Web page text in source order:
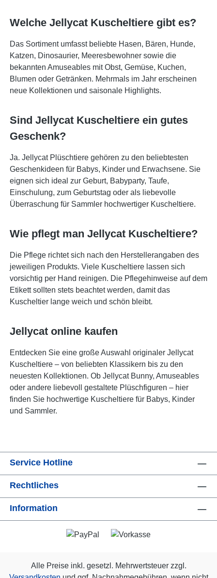
Welche Jellycat Kuscheltiere gibt es?
Das Sortiment umfasst beliebte Hasen, Bären, Hunde,
Katzen, Dinosaurier, Meeresbewohner sowie die
bekannten Amuseables mit Obst, Gemüse, Kuchen,
Blumen oder Getränken. Mehrmals im Jahr erscheinen
neue Kollektionen und saisonale Highlights.
Sind Jellycat Kuscheltiere ein gutes
Geschenk?
Ja. Jellycat Plüschtiere gehören zu den beliebtesten
Geschenkideen für Babys, Kinder und Erwachsene. Sie
eignen sich ideal zur Geburt, Babyparty, Taufe,
Einschulung, zum Geburtstag oder als liebevolle
Überraschung für Sammler hochwertiger Kuscheltiere.
Wie pflegt man Jellycat Kuscheltiere?
Die Pflege richtet sich nach den Herstellerangaben des
jeweiligen Produkts. Viele Kuscheltiere lassen sich
vorsichtig per Hand reinigen. Die Pflegehinweise auf dem
Etikett sollten stets beachtet werden, damit das
Kuscheltier lange weich und schön bleibt.
Jellycat online kaufen
Entdecken Sie eine große Auswahl originaler Jellycat
Kuscheltiere – von beliebten Klassikern bis zu den
neuesten Kollektionen. Ob Jellycat Bunny, Amuseables
oder andere liebevoll gestaltete Plüschfiguren – hier
finden Sie hochwertige Kuscheltiere für Babys, Kinder
und Sammler.
Service Hotline
Rechtliches
Information
Alle Preise inkl. gesetzl. Mehrwertsteuer zzgl.